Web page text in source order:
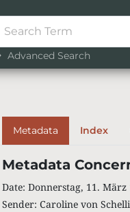
Advanced Search
Metadata Index
Metadata
Date: Donnerstag, 11. März
Sender: Caroline von